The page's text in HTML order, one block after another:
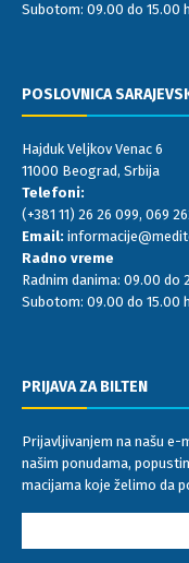
Subotom: 09.00 do 15.00 h
POSLOVNICA
Hajduk Veljkov Venac 6
11000 Beograd, Srbija
Telefoni:
(+381 11) 26 26 099, 069
Email:
Radno vreme
Radnim danima: 09.00 do
Subotom: 09.00 do 15.00 h
PRIJAVA ZA BILTEN
Prijavljivanjem na našu
našim ponudama,
macijama koje želimo da